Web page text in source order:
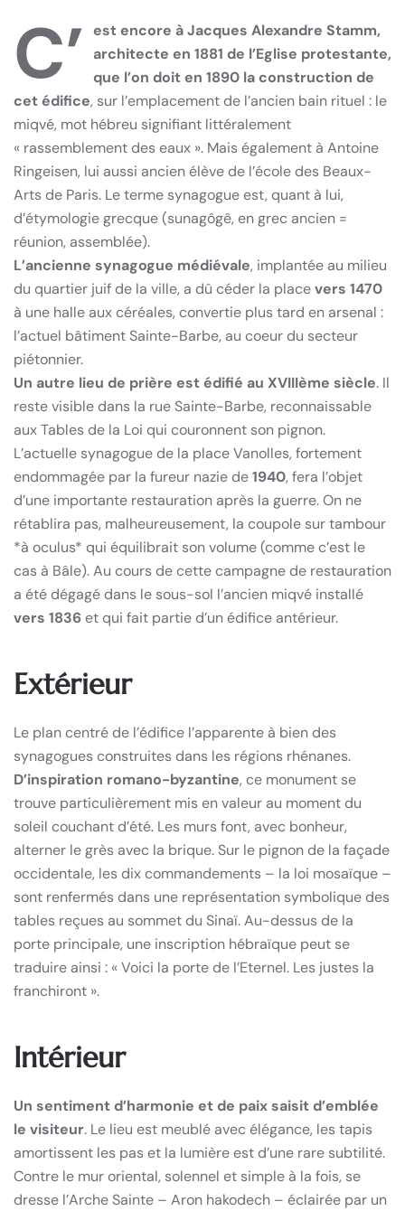
C’
est encore à Jacques Alexandre Stamm,
architecte en 1881 de l’Eglise protestante,
que l’on doit en 1890 la construction de
cet édifice, sur l’emplacement de l’ancien bain rituel : le
miqvé, mot hébreu signifiant littéralement
« rassemblement des eaux ». Mais également à Antoine
Ringeisen, lui aussi ancien élève de l’école des Beaux-
Arts de Paris. Le terme synagogue est, quant à lui,
d’étymologie grecque (sunagôgê, en grec ancien =
réunion, assemblée).
L’ancienne synagogue médiévale, implantée au milieu
du quartier juif de la ville, a dû céder la placevers 1470
à une halle aux céréales, convertie plus tard en arsenal :
l’actuel bâtiment Sainte-Barbe, au coeur du secteur
piétonnier.
Un autre lieu de prière est édifié au XVIIIème siècle. Il
reste visible dans la rue Sainte-Barbe, reconnaissable
aux Tables de la Loi qui couronnent son pignon.
L’actuelle synagogue de la place Vanolles, fortement
endommagée par la fureur nazie de1940, fera l’objet
d’une importante restauration après la guerre. On ne
rétablira pas, malheureusement, la coupole sur tambour
*à oculus* qui équilibrait son volume (comme c’est le
cas à Bâle). Au cours de cette campagne de restauration
a été dégagé dans le sous-sol l’ancien miqvé installé
vers 1836et qui fait partie d’un édifice antérieur.
Extérieur
Le plan centré de l’édifice l’apparente à bien des
synagogues construites dans les régions rhénanes.
D’inspiration romano-byzantine, ce monument se
trouve particulièrement mis en valeur au moment du
soleil couchant d’été. Les murs font, avec bonheur,
alterner le grès avec la brique. Sur le pignon de la façade
occidentale, les dix commandements – la loi mosaïque –
sont renfermés dans une représentation symbolique des
tables reçues au sommet du Sinaï. Au-dessus de la
porte principale, une inscription hébraïque peut se
traduire ainsi : « Voici la porte de l’Eternel. Les justes la
franchiront ».
Intérieur
Un sentiment d’harmonie et de paix saisit d’emblée
le visiteur. Le lieu est meublé avec élégance, les tapis
amortissent les pas et la lumière est d’une rare subtilité.
Contre le mur oriental, solennel et simple à la fois, se
dresse l’Arche Sainte – Aron hakodech – éclairée par un